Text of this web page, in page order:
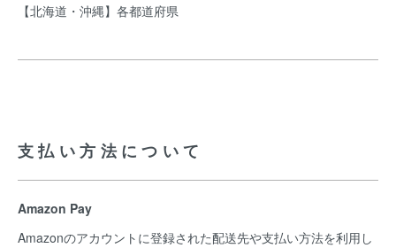
【北海道・沖縄】各都道府県
支払い方法について
Amazon Pay
Amazonのアカウントに登録された配送先や支払い方法を利用し